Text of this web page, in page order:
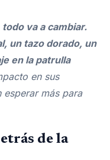
va a cambiar.
un tazo dorado, un
en la patrulla
en sus
esperar más para
de la